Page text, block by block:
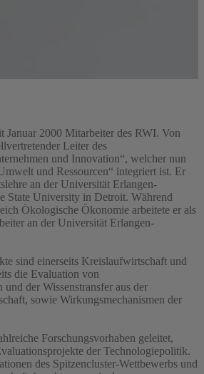
Januar 2000 Mitarbeiter des RWI. Von
Leiter des
und Innovation“, welcher nun
und Ressourcen“ integriert ist. Er
an der Universität Erlangen-
State University in Detroit. Während
Ökologische Ökonomie arbeitete er als
an der Universität Erlangen-
sind einerseits Kreislaufwirtschaft und
die Evaluation von
der Wissenstransfer aus der
sowie Wirkungsmechanismen der
Forschungsvorhaben geleitet,
der Technologiepolitik.
des Spitzencluster-Wettbewerbs und